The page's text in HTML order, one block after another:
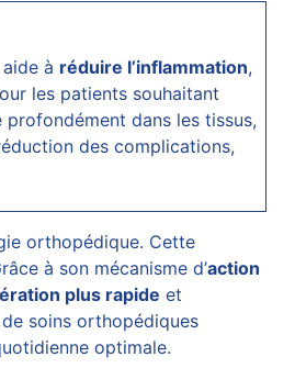
à réduire l’inflammation,
les patients souhaitant
profondément dans les tissus,
des complications,
orthopédique. Cette
à son mécanisme d’action
plus rapide et
soins orthopédiques
optimale.